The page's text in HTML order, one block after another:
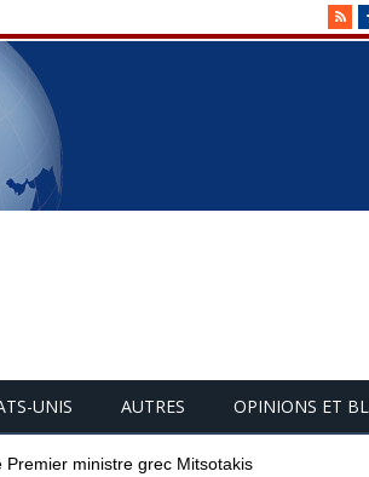
UNIS AUTRES OPINIONS ET
ministre grec Mitsotakis